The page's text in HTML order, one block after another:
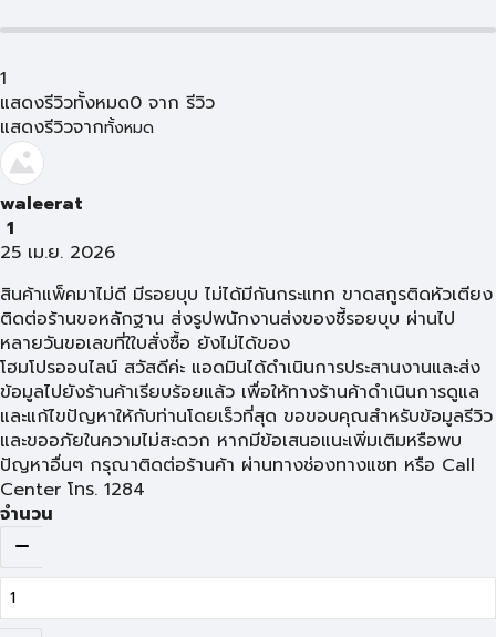
1
แสดงรีวิวทั้งหมด0 จาก รีวิว
แสดงรีวิวจากทั้งหมด
waleerat
1
25 เม.ย. 2026
สินค้าแพ็คมาไม่ดี มีรอยบุบ ไม่ได้มีกันกระแทก ขาดสกูรติดหัวเตียง
ติดต่อร้านขอหลักฐาน ส่งรูปพนักงานส่งของชี้รอยบุบ ผ่านไป
หลายวันขอเลขที่ใใบสั่งซื้อ ยังไม่ได้ของ
โฮมโปรออนไลน์ สวัสดีค่ะ แอดมินได้ดำเนินการประสานงานและส่ง
ข้อมูลไปยังร้านค้าเรียบร้อยแล้ว เพื่อให้ทางร้านค้าดำเนินการดูแล
และแก้ไขปัญหาให้กับท่านโดยเร็วที่สุด ขอขอบคุณสำหรับข้อมูลรีวิว
และขออภัยในความไม่สะดวก หากมีข้อเสนอแนะเพิ่มเติมหรือพบ
ปัญหาอื่นๆ กรุณาติดต่อร้านค้า ผ่านทางช่องทางแชท หรือ Call
Center โทร. 1284
จำนวน